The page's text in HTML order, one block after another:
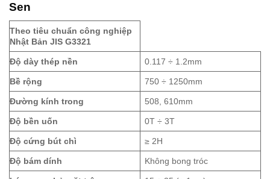
Sen
Theo tiêu chuẩn công nghiệp
Nhật Bản JIS G3321
Độ dày thép nền 0.117 ÷ 1.2mm
Bề rộng 750 ÷ 1250mm
Đường kính trong 508, 610mm
Độ bền uốn 0T ÷ 3T
Độ cứng bút chì ≥ 2H
Độ bám dính Không bong tróc